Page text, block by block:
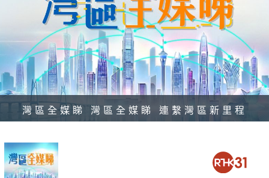
灣區全媒睇 灣區全媒睇 連繫灣區新里程